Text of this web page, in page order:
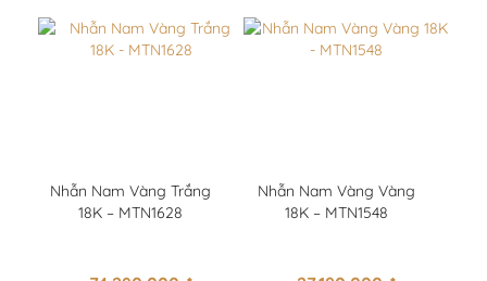
Nhẫn Nam Vàng Trắng
18K – MTN1628
Nhẫn Nam Vàng Vàng
18K – MTN1548